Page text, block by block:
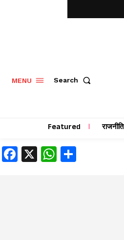
MENU Search
Featured राजनीति
Facebook
X WhatsApp